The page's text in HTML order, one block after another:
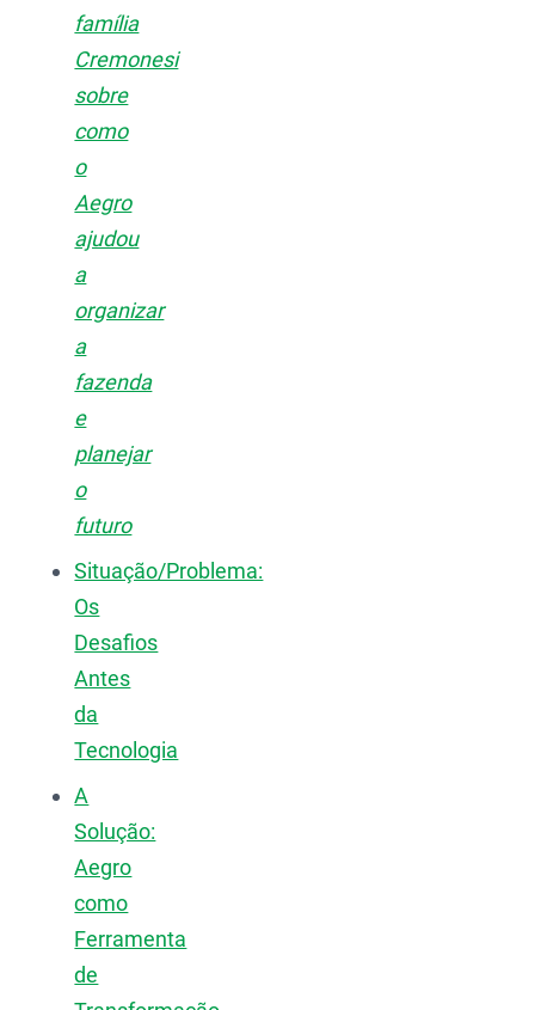
família
Cremonesi
sobre
como
o
Aegro
ajudou
a
organizar
a
fazenda
e
planejar
o
futuro
Situação/Problema:
Os
Desafios
Antes
da
Tecnologia
A
Solução:
Aegro
como
Ferramenta
de